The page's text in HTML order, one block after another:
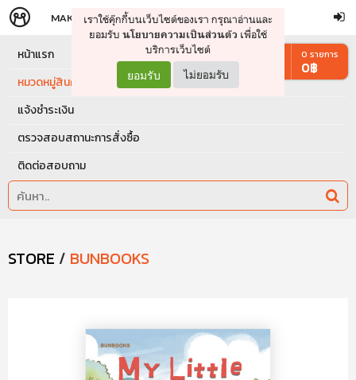
จัดการรถเข็น ดำเนินการต่อ
MAKERS STORE
เราใช้คุ๊กกี้บนเว็บไซต์ของเรา กรุณาอ่านและ
ยอมรับ นโยบายความเป็นส่วนตัว เพื่อใช้
บริการเว็บไซต์
ยอมรับ ไม่ยอมรับ
หน้าแรก
หมวดหมู่สินค้า
แจ้งชำระเงิน
ตรวจสอบสถานะการสั่งซื้อ
ติดต่อสอบถาม
0 รายการ
0฿
STORE / BUNBOOKS